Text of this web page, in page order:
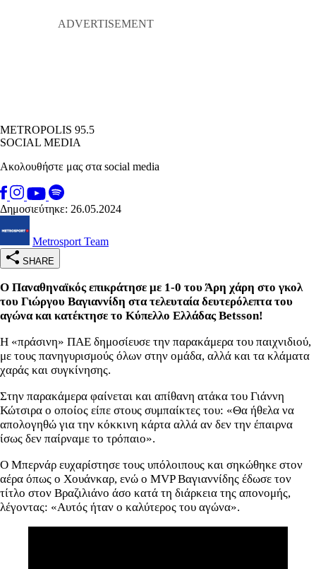
METROPOLIS 95.5
SOCIAL MEDIA
Ακολουθήστε μας στα social media
Δημοσιεύτηκε: 26.05.2024
Metrosport Team
SHARE
Ο Παναθηναϊκός επικράτησε με 1-0 του Άρη χάρη στο γκολ
του Γιώργου Βαγιαννίδη στα τελευταία δευτερόλεπτα του
αγώνα και κατέκτησε το Κύπελλο Ελλάδας Betsson!
Η «πράσινη» ΠΑΕ δημοσίευσε την παρακάμερα του παιχνιδιού,
με τους πανηγυρισμούς όλων στην ομάδα, αλλά και τα κλάματα
χαράς και συγκίνησης.
Στην παρακάμερα φαίνεται και απίθανη ατάκα του Γιάννη
Κώτσιρα ο οποίος είπε στους συμπαίκτες του: «Θα ήθελα να
απολογηθώ για την κόκκινη κάρτα αλλά αν δεν την έπαιρνα
ίσως δεν παίρναμε το τρόπαιο».
Ο Μπερνάρ ευχαρίστησε τους υπόλοιπους και σηκώθηκε στον
αέρα όπως ο Χουάνκαρ, ενώ ο MVP Βαγιαννίδης έδωσε τον
τίτλο στον Βραζιλιάνο άσο κατά τη διάρκεια της απονομής,
λέγοντας: «Αυτός ήταν ο καλύτερος του αγώνα».